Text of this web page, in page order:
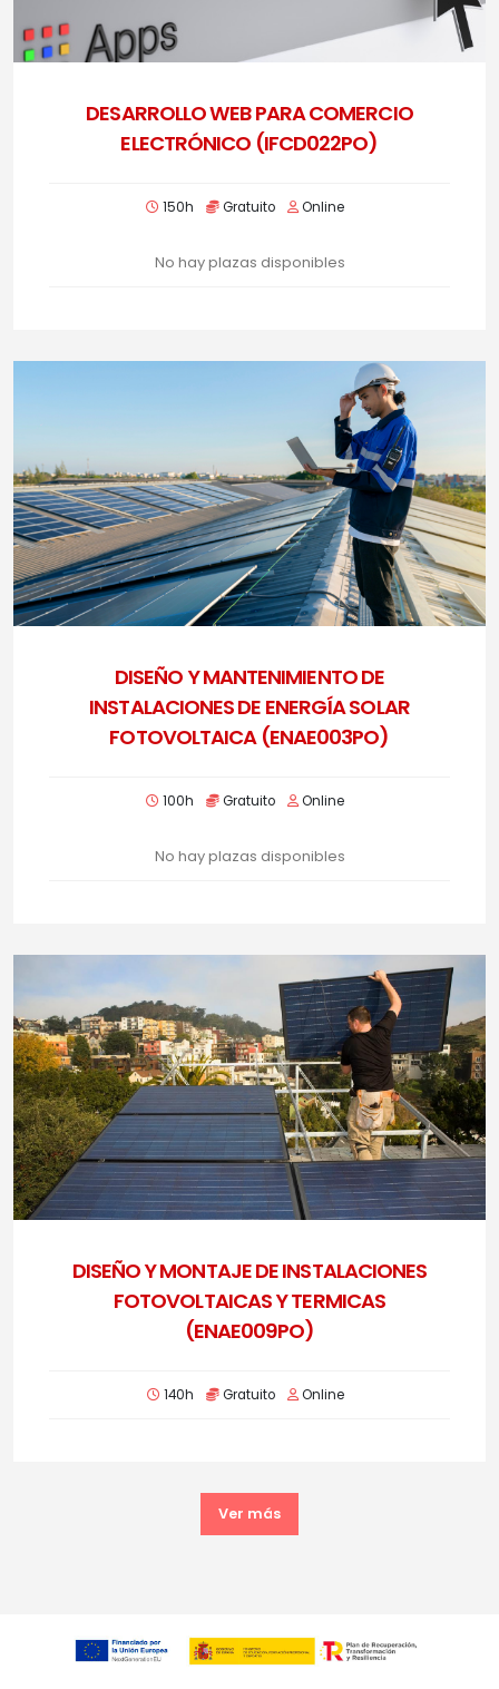
DESARROLLO WEB PARA COMERCIO
ELECTRÓNICO (IFCD022PO)
150h Gratuito Online
No hay plazas disponibles
DISEÑO Y MANTENIMIENTO DE
INSTALACIONES DE ENERGÍA SOLAR
FOTOVOLTAICA (ENAE003PO)
100h Gratuito Online
No hay plazas disponibles
DISEÑO Y MONTAJE DE INSTALACIONES
FOTOVOLTAICAS Y TERMICAS
(ENAE009PO)
140h Gratuito Online
Ver más